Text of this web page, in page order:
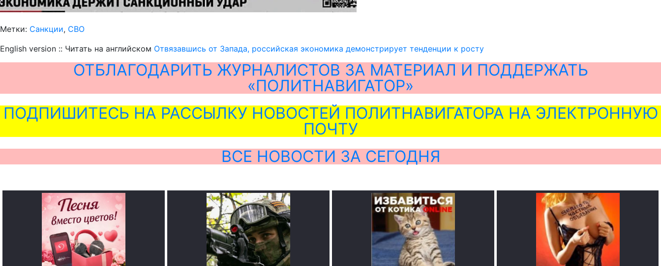
Метки: Санкции, СВО
English version :: Читать на английском Отвязавшись от Запада, российская экономика демонстрирует тенденции к росту
ОТБЛАГОДАРИТЬ ЖУРНАЛИСТОВ ЗА МАТЕРИАЛ И ПОДДЕРЖАТЬ
«ПОЛИТНАВИГАТОР»
ПОДПИШИТЕСЬ НА РАССЫЛКУ НОВОСТЕЙ ПОЛИТНАВИГАТОРА НА ЭЛЕКТРОННУЮ
ПОЧТУ
ВСЕ НОВОСТИ ЗА СЕГОДНЯ